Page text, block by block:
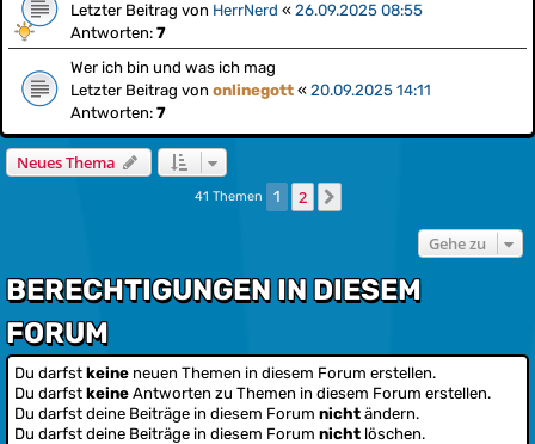
Letzter Beitrag von HerrNerd « 26.09.2025 08:55
Antworten: 7
Wer ich bin und was ich mag
Letzter Beitrag von onlinegott « 20.09.2025 14:11
Antworten: 7
Neues Thema
41 Themen 1 2
Gehe zu
BERECHTIGUNGEN IN DIESEM
FORUM
Du darfst keine neuen Themen in diesem Forum erstellen.
Du darfst keine Antworten zu Themen in diesem Forum erstellen.
Du darfst deine Beiträge in diesem Forum nicht ändern.
Du darfst deine Beiträge in diesem Forum nicht löschen.